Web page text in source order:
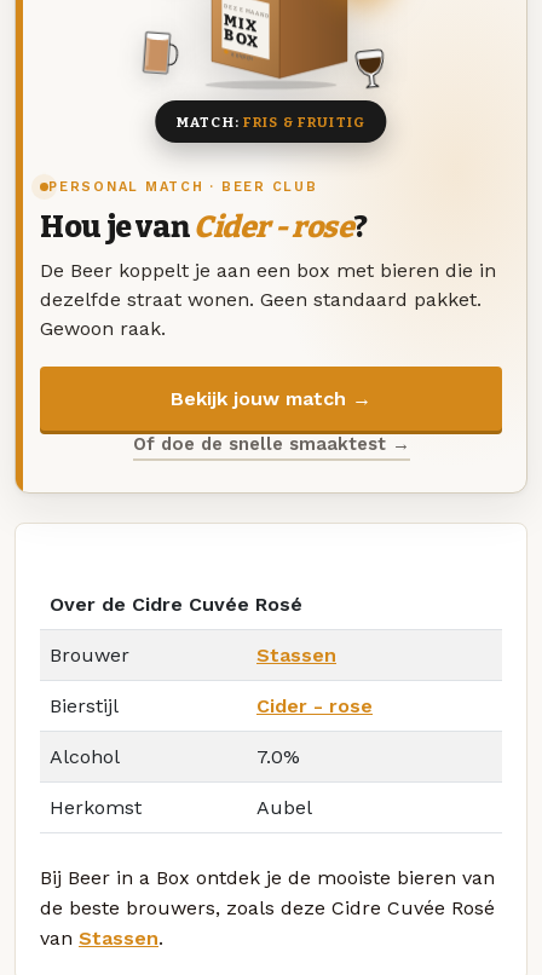
PERSONAL MATCH · BEER CLUB
Hou je vanCider - rose?
De Beer koppelt je aan een box met bieren die in
dezelfde straat wonen. Geen standaard pakket.
Gewoon raak.
Bekijk jouw match →
Of doe de snelle smaaktest →
DEZE MAAND
MIX
BOX
8 BIEREN
MATCH: FRIS & FRUITIG
Over de Cidre Cuvée Rosé
Brouwer Stassen
Bierstijl Cider - rose
Alcohol 7.0%
Herkomst Aubel
Bij Beer in a Box ontdek je de mooiste bieren van
de beste brouwers, zoals deze Cidre Cuvée Rosé
van Stassen.